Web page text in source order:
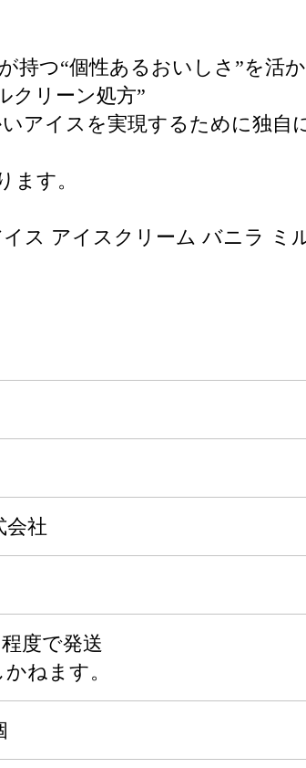
つ“個性あるおいしさ”を活
クリーン処方”
イスを実現するために独自
す。
ス アイスクリーム バニラ
会社
度で発送
ねます。